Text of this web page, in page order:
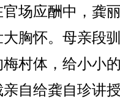
官场应酬中，龚
胸怀。母亲段
村体，给小小
自给龚自珍讲